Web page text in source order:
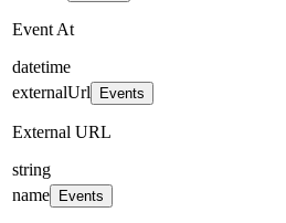
Event At
datetime
externalUrl
Events
External URL
string
name
Events